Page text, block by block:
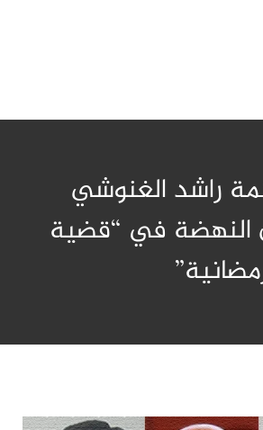
راشد الغنوشي
النهضة في “قضية